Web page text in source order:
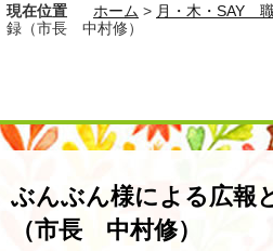
現在位置 ホーム > 月・木・SAY
録（市長 中村修）
ぶんぶん様による広報
（市長 中村修）